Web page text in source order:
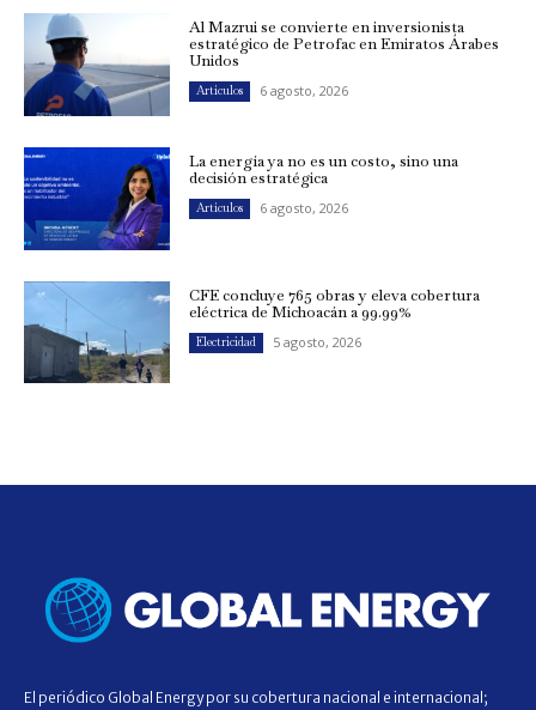
Al Mazrui se convierte en inversionista
estratégico de Petrofac en Emiratos Árabes
Unidos
Artículos 6 agosto, 2026
La energía ya no es un costo, sino una
decisión estratégica
Artículos 6 agosto, 2026
CFE concluye 765 obras y eleva cobertura
eléctrica de Michoacán a 99.99%
Electricidad 5 agosto, 2026
El periódico Global Energy por su cobertura nacional e internacional;